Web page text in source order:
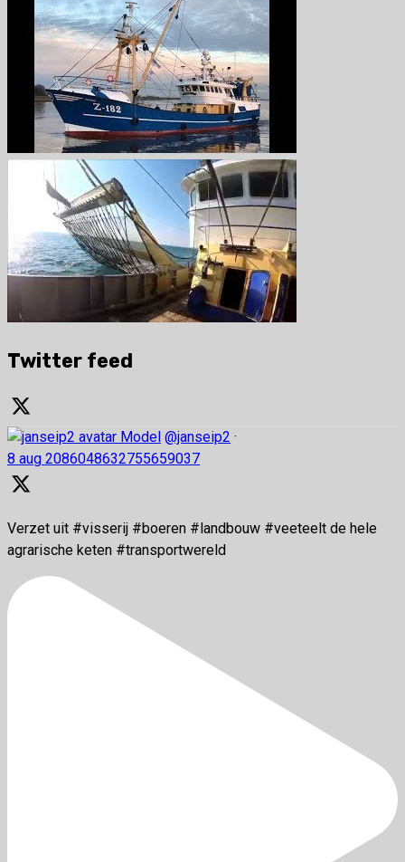
Twitter feed
Model @janseip2 ·
8 aug 2086048632755659037
Verzet uit #visserij #boeren #landbouw #veeteelt de hele
agrarische keten #transportwereld